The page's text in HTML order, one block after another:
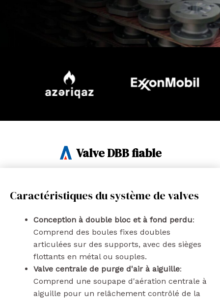
Valve DBB fiable
Caractéristiques du système de valves
Conception à double bloc et à fond perdu:
Comprend des boules fixes doubles
articulées sur des supports, avec des sièges
flottants en métal ou souples.
Valve centrale de purge d'air à aiguille:
Comprend une soupape d'aération centrale à
aiguille pour un relâchement contrôlé de la